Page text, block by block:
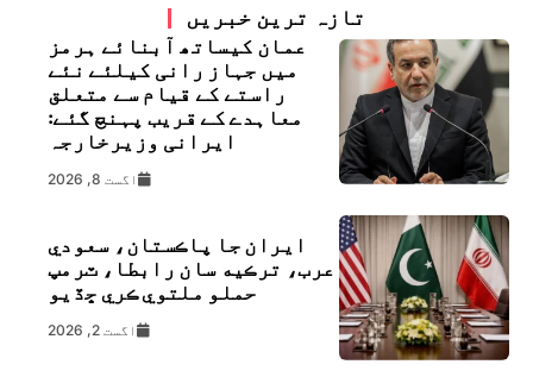
تازہ ترین خبریں
عمان کیساتھ آبنائے ہرمز
میں جہاز رانی کیلئے نئے
راستے کے قیام سے متعلق
معاہدے کے قریب پہنچ گئے:
ایرانی وزیرخارجہ
اگست 8, 2026
ايران جا پاڪستان، سعودي
عرب، ترڪيه سان رابطا، ٽرمپ
حملو ملتوي ڪري ڇڏيو
اگست 2, 2026